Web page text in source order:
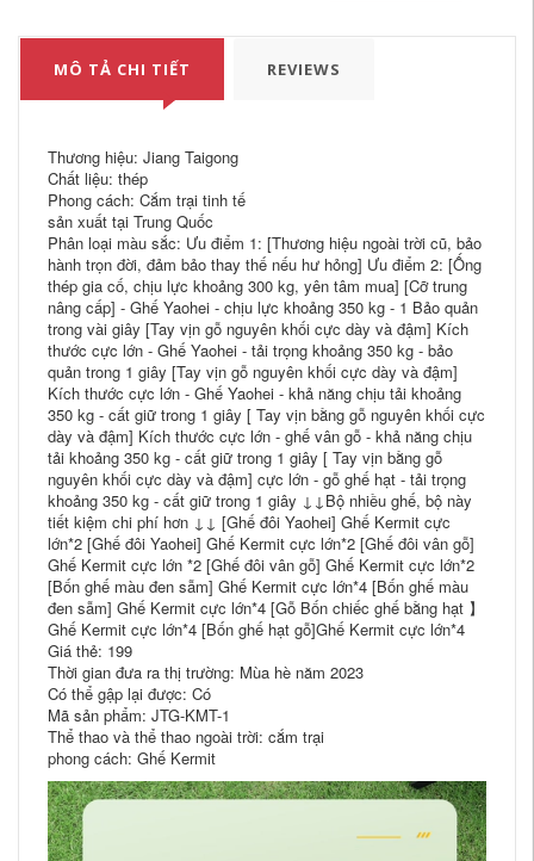
MÔ TẢ CHI TIẾT REVIEWS
Thương hiệu: Jiang Taigong
Chất liệu: thép
Phong cách: Cắm trại tinh tế
sản xuất tại Trung Quốc
Phân loại màu sắc: Ưu điểm 1: [Thương hiệu ngoài trời cũ, bảo
hành trọn đời, đảm bảo thay thế nếu hư hỏng] Ưu điểm 2: [Ống
thép gia cố, chịu lực khoảng 300 kg, yên tâm mua] [Cỡ trung
nâng cấp] - Ghế Yaohei - chịu lực khoảng 350 kg - 1 Bảo quản
trong vài giây [Tay vịn gỗ nguyên khối cực dày và đậm] Kích
thước cực lớn - Ghế Yaohei - tải trọng khoảng 350 kg - bảo
quản trong 1 giây [Tay vịn gỗ nguyên khối cực dày và đậm]
Kích thước cực lớn - Ghế Yaohei - khả năng chịu tải khoảng
350 kg - cất giữ trong 1 giây [ Tay vịn bằng gỗ nguyên khối cực
dày và đậm] Kích thước cực lớn - ghế vân gỗ - khả năng chịu
tải khoảng 350 kg - cất giữ trong 1 giây [ Tay vịn bằng gỗ
nguyên khối cực dày và đậm] cực lớn - gỗ ghế hạt - tải trọng
khoảng 350 kg - cất giữ trong 1 giây ↓↓Bộ nhiều ghế, bộ này
tiết kiệm chi phí hơn ↓↓ [Ghế đôi Yaohei] Ghế Kermit cực
lớn*2 [Ghế đôi Yaohei] Ghế Kermit cực lớn*2 [Ghế đôi vân gỗ]
Ghế Kermit cực lớn *2 [Ghế đôi vân gỗ] Ghế Kermit cực lớn*2
[Bốn ghế màu đen sẫm] Ghế Kermit cực lớn*4 [Bốn ghế màu
đen sẫm] Ghế Kermit cực lớn*4 [Gỗ Bốn chiếc ghế bằng hạt 】
Ghế Kermit cực lớn*4 [Bốn ghế hạt gỗ]Ghế Kermit cực lớn*4
Giá thẻ: 199
Thời gian đưa ra thị trường: Mùa hè năm 2023
Có thể gập lại được: Có
Mã sản phẩm: JTG-KMT-1
Thể thao và thể thao ngoài trời: cắm trại
phong cách: Ghế Kermit